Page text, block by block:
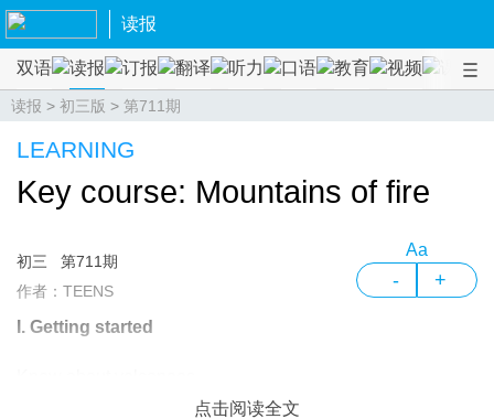
读报
双语 读报 订报 翻译 听力 口语 教育 视频 课程
读报 > 初三版 > 第711期
LEARNING
Key course: Mountains of fire
初三
第711期
作者：TEENS
Aa
- +
I. Getting started
点击阅读全文